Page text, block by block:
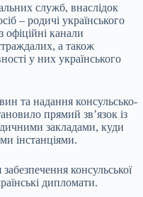
служб, внаслідок
– родичі українського
канали
а також
у них українського
та надання консульсько-
прямий зв’язок із
закладами, куди
інстанціями.
консульської
дипломати.